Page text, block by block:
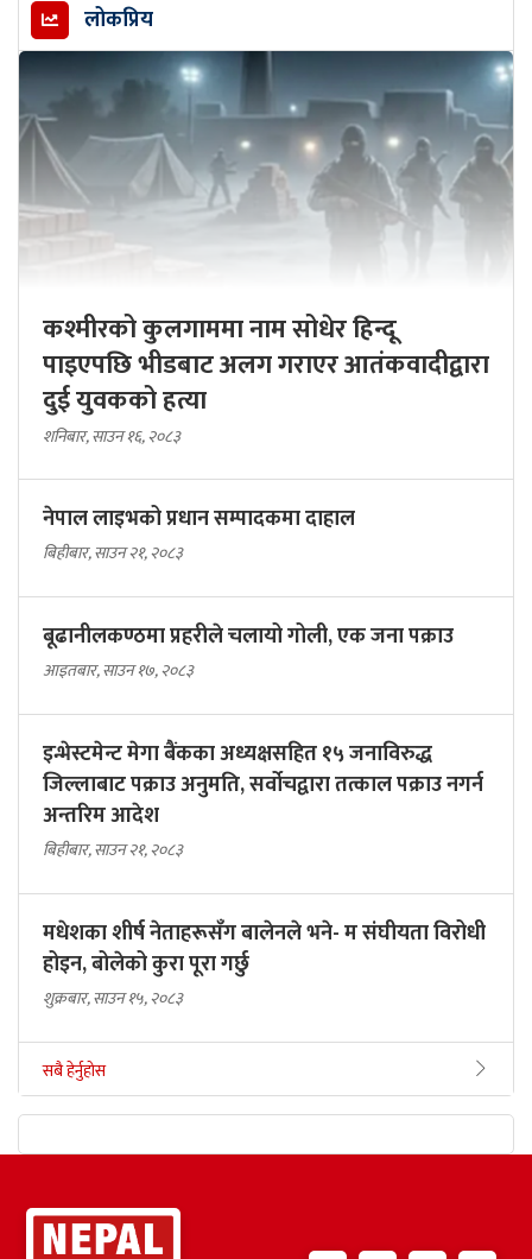
लोकप्रिय
कश्मीरको कुलगाममा नाम सोधेर हिन्दू
पाइएपछि भीडबाट अलग गराएर आतंकवादीद्वारा
दुई युवकको हत्या
शनिबार, साउन १६, २०८३
नेपाल लाइभको प्रधान सम्पादकमा दाहाल
बिहीबार, साउन २१, २०८३
बूढानीलकण्ठमा प्रहरीले चलायो गोली, एक जना पक्राउ
आइतबार, साउन १७, २०८३
इन्भेस्टमेन्ट मेगा बैंकका अध्यक्षसहित १५ जनाविरुद्ध
जिल्लाबाट पक्राउ अनुमति, सर्वोचद्वारा तत्काल पक्राउ नगर्न
अन्तरिम आदेश
बिहीबार, साउन २१, २०८३
मधेशका शीर्ष नेताहरूसँग बालेनले भने- म संघीयता विरोधी
होइन, बोलेको कुरा पूरा गर्छु
शुक्रबार, साउन १५, २०८३
सबै हेर्नुहोस